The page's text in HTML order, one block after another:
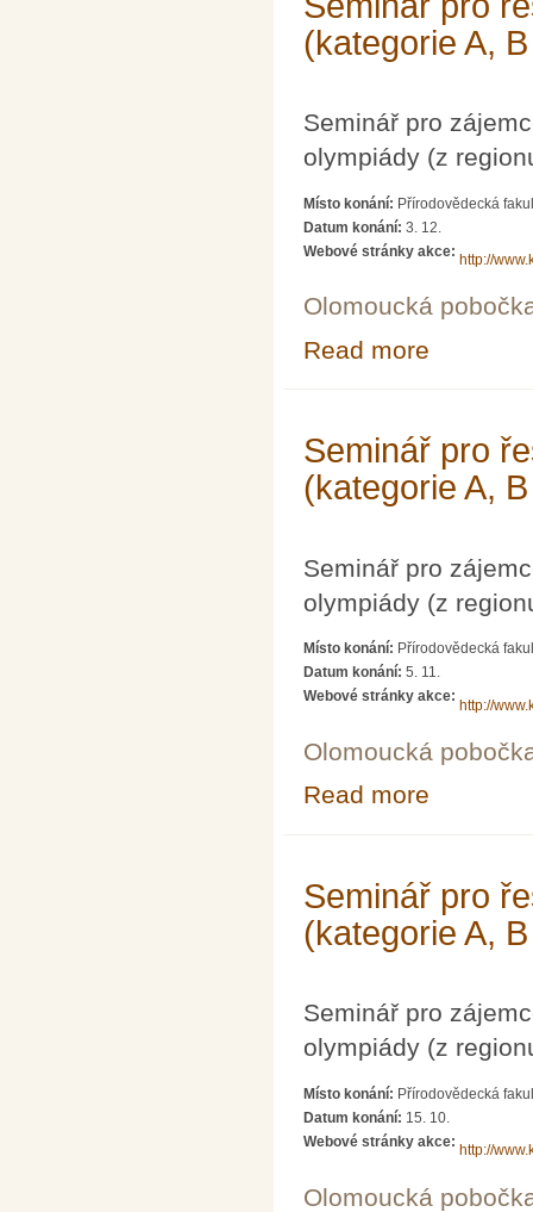
(kategorie A,
Seminář pro
olympiády (z
Místo konání: Přírodovědecká
Datum konání: 3. 12.
Webové stránky akce:
http://
Olomoucká
Read more
Seminář pro
(kategorie A,
Seminář pro
olympiády (z
Místo konání: Přírodovědecká
Datum konání: 5. 11.
Webové stránky akce:
http://
Olomoucká
Read more
Seminář pro
(kategorie A,
Seminář pro
olympiády (z
Místo konání: Přírodovědecká
Datum konání: 15. 10.
Webové stránky akce:
http://
Olomoucká